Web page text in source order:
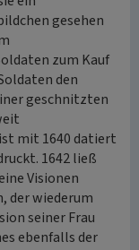
gesehen
zum Kauf
den
geschnitzten
mit 1640 datiert
1642 ließ
Visionen
der wiederum
seiner Frau
ebenfalls der